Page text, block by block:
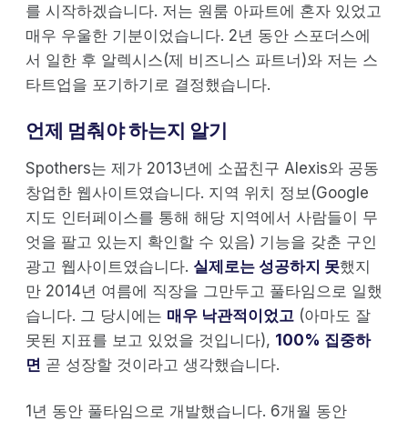
를 시작하겠습니다. 저는 원룸 아파트에 혼자 있었고
매우 우울한 기분이었습니다. 2년 동안 스포더스에
서 일한 후 알렉시스(제 비즈니스 파트너)와 저는 스
타트업을 포기하기로 결정했습니다.
언제 멈춰야 하는지 알기
Spothers는 제가 2013년에 소꿉친구 Alexis와 공동
창업한 웹사이트였습니다. 지역 위치 정보(Google
지도 인터페이스를 통해 해당 지역에서 사람들이 무
엇을 팔고 있는지 확인할 수 있음) 기능을 갖춘 구인
광고 웹사이트였습니다. 실제로는 성공하지 못했지
만 2014년 여름에 직장을 그만두고 풀타임으로 일했
습니다. 그 당시에는 매우 낙관적이었고 (아마도 잘
못된 지표를 보고 있었을 것입니다), 100% 집중하
면 곧 성장할 것이라고 생각했습니다.
1년 동안 풀타임으로 개발했습니다. 6개월 동안